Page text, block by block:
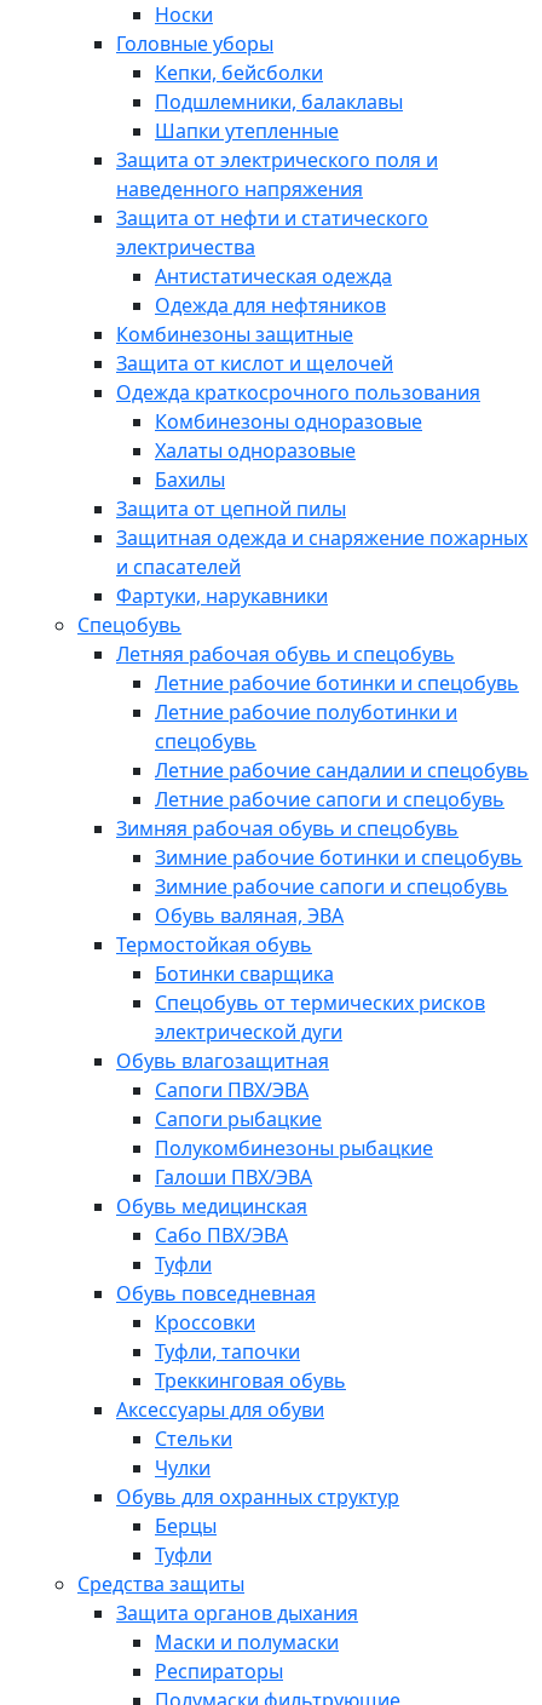
Носки
Головные уборы
Кепки, бейсболки
Подшлемники, балаклавы
Шапки утепленные
Защита от электрического поля и
наведенного напряжения
Защита от нефти и статического
электричества
Антистатическая одежда
Одежда для нефтяников
Комбинезоны защитные
Защита от кислот и щелочей
Одежда краткосрочного пользования
Комбинезоны одноразовые
Халаты одноразовые
Бахилы
Защита от цепной пилы
Защитная одежда и снаряжение пожарных
и спасателей
Фартуки, нарукавники
Спецобувь
Летняя рабочая обувь и спецобувь
Летние рабочие ботинки и спецобувь
Летние рабочие полуботинки и
спецобувь
Летние рабочие сандалии и спецобувь
Летние рабочие сапоги и спецобувь
Зимняя рабочая обувь и спецобувь
Зимние рабочие ботинки и спецобувь
Зимние рабочие сапоги и спецобувь
Обувь валяная, ЭВА
Термостойкая обувь
Ботинки сварщика
Спецобувь от термических рисков
электрической дуги
Обувь влагозащитная
Сапоги ПВХ/ЭВА
Сапоги рыбацкие
Полукомбинезоны рыбацкие
Галоши ПВХ/ЭВА
Обувь медицинская
Сабо ПВХ/ЭВА
Туфли
Обувь повседневная
Кроссовки
Туфли, тапочки
Треккинговая обувь
Аксессуары для обуви
Стельки
Чулки
Обувь для охранных структур
Берцы
Туфли
Средства защиты
Защита органов дыхания
Маски и полумаски
Респираторы